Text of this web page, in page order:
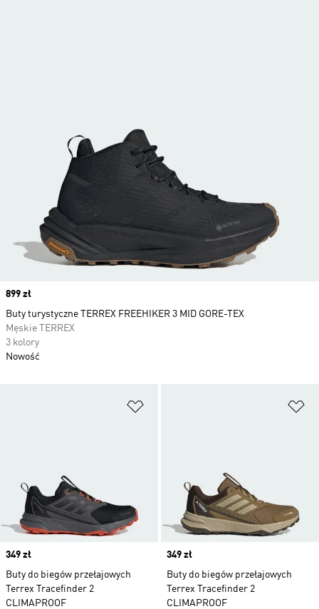
Price
349 zł
Buty do biegów przełajowych
Terrex Tracefinder 2
CLIMAPROOF
Price
349 zł
Buty do biegów przełajowych
Terrex Tracefinder 2
CLIMAPROOF
Price
899 zł
Buty turystyczne TERREX FREEHIKER 3 MID GORE-TEX
Męskie TERREX
3 kolory
Nowość